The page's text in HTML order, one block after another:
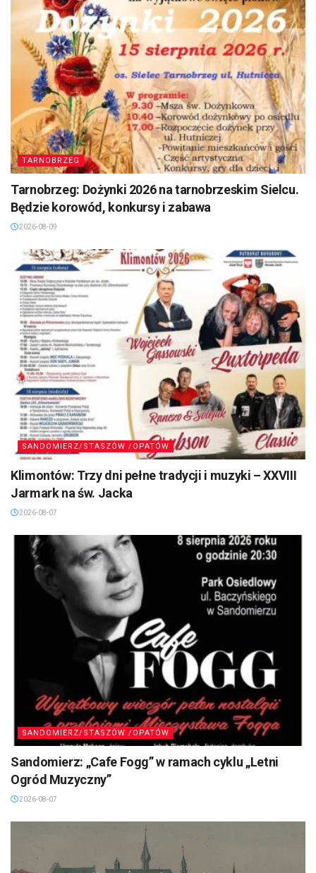
TARNOBRZEG
Tarnobrzeg: Dożynki 2026 na tarnobrzeskim Sielcu.
Będzie korowód, konkursy i zabawa
2026-08-09
SANDOMIERZ/STASZÓW /OPATÓW
Klimontów: Trzy dni pełne tradycji i muzyki – XXVIII
Jarmark na św. Jacka
2026-08-07
SANDOMIERZ/STASZÓW /OPATÓW
Sandomierz: „Cafe Fogg” w ramach cyklu „Letni
Ogród Muzyczny”
2026-08-07